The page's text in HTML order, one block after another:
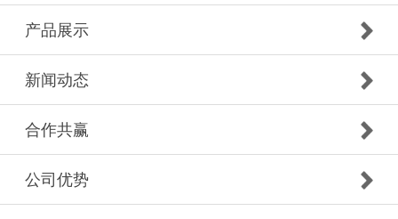
产品展示
新闻动态
合作共赢
公司优势